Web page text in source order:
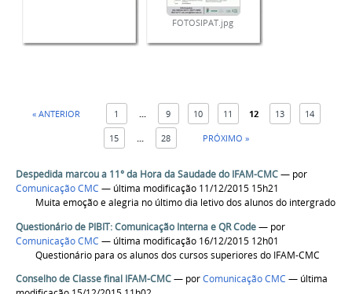
FOTOSIPAT.jpg
« ANTERIOR 1 ... 9 10 11 12 13 14
15 ... 28 PRÓXIMO »
Despedida marcou a 11° da Hora da Saudade do IFAM-CMC— por
Comunicação CMC — última modificação 11/12/2015 15h21
Muita emoção e alegria no último dia letivo dos alunos do intergrado
Questionário de PIBIT: Comunicação Interna e QR Code— por
Comunicação CMC — última modificação 16/12/2015 12h01
Questionário para os alunos dos cursos superiores do IFAM-CMC
Conselho de Classe final IFAM-CMC— porComunicação CMC — última